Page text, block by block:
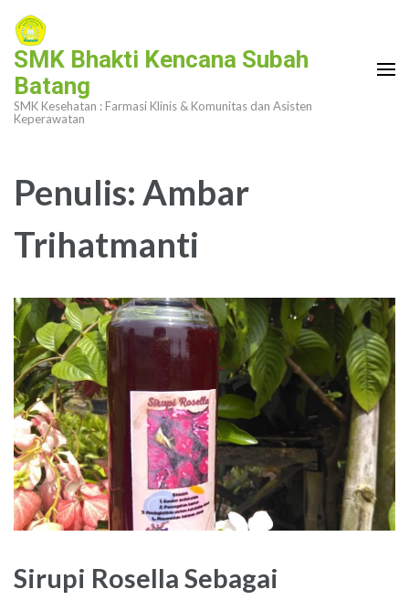
Lompat
konten
(Tekan
Enter)
SMK Bhakti Kencana Subah
Batang
SMK Kesehatan : Farmasi Klinis & Komunitas dan Asisten
Keperawatan
Penulis: Ambar
Trihatmanti
Sirupi Rosella Sebagai